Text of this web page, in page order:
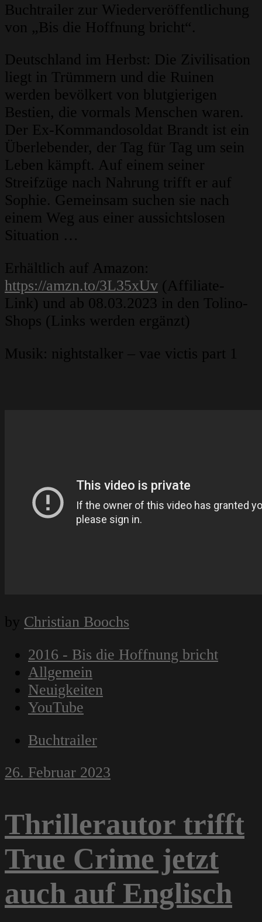
Buchtrailer zur Wiederveröffentlichung
von „Bis die Hoffnung bricht“.
Deutschland im Herbst: Die Zivilisation
liegt in Trümmern und die Ruinen
werden bevölkert von blutgierigen
Bestien, die vormals Menschen waren.
Der Ex-Kommandosoldat Brandt ist ein
Überlebender, der Tag für Tag um sein
Leben kämpft. Auf einem seiner
Streifzüge nach Nahrung trifft er auf
Sophie. Gemeinsam suchen sie nach
einem Weg aus einer aussichtslosen
Situation …
Erhältlich auf Amazon:
https://amzn.to/3L35xUv (Affiliate-
Link) und ab 08.03.2023 in den Tolino-
Shops (Links werden ergänzt)
Musik: nightstalker – vae victis part 1
by Christian Boochs
2016 - Bis die Hoffnung bricht
Allgemein
Neuigkeiten
YouTube
Buchtrailer
26. Februar 2023
Thrillerautor trifft
True Crime jetzt
auch auf Englisch